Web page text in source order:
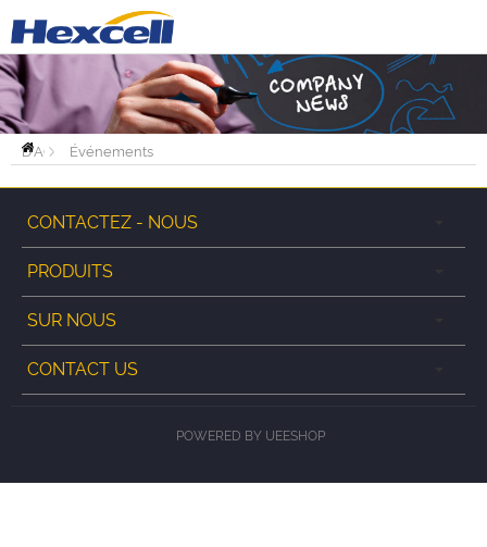
D'ACCUEILÉvénements
CONTACTEZ - NOUS
PRODUITS
SUR NOUS
CONTACT US
POWERED BY UEESHOP